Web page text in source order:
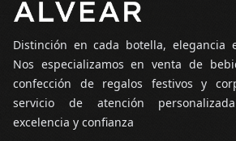
Distinción en cada botella, elegancia
Nos especializamos en venta de
confección de regalos festivos y
servicio de atención
excelencia y confianza